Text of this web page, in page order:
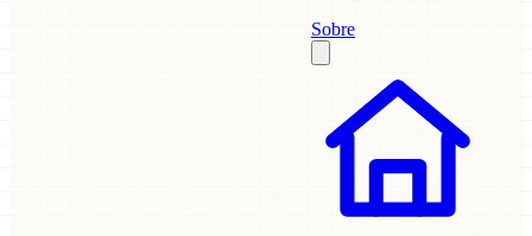
Sobre